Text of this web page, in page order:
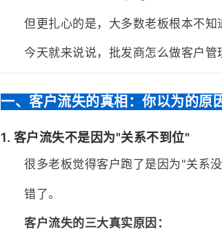
但更扎心的是，大多数老板根本不
今天就来说说，批发商怎么做客户管
一、客户流失的真相：你以为的原
1. 客户流失不是因为"关系不到位"
很多老板觉得客户跑了是因为"关系
错了。
客户流失的三大真实原因：